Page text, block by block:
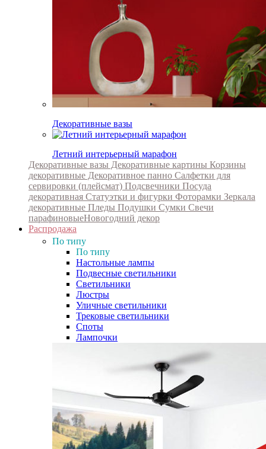
Декоративные вазы
Летний интерьерный марафон
Декоративные вазы Декоративные картины Корзины
декоративные Декоративное панно Салфетки для
сервировки (плейсмат) Подсвечники Посуда
декоративная Статуэтки и фигурки Фоторамки Зеркала
декоративные Пледы Подушки Сумки Свечи
парафиновыеНовогодний декор
Распродажа
По типу
По типу
Настольные лампы
Подвесные светильники
Светильники
Люстры
Уличные светильники
Трековые светильники
Споты
Лампочки